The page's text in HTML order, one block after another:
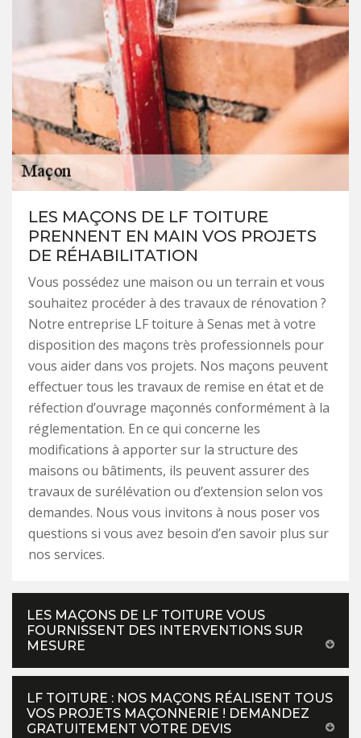
LES MAÇONS DE LF TOITURE
PRENNENT EN MAIN VOS PROJETS
DE RÉHABILITATION
Vous possédez une maison ou un terrain et vous
souhaitez procéder à des travaux de rénovation ?
Notre entreprise LF toiture à Senas met à votre
disposition des maçons très professionnels pour
vous aider dans vos projets. Nos maçons peuvent
effectuer tous les travaux de remise en état et de
réfection d’ouvrage maçonnés conformément à la
réglementation. En ce qui concerne les
modifications à apporter sur la structure des
maisons ou bâtiments, ils peuvent assurer des
travaux de surélévation ou d’extension selon vos
demandes. Nous vous invitons à nous poser vos
questions si vous avez besoin d’en savoir plus sur
nos services.
LES MAÇONS DE LF TOITURE VOUS
FOURNISSENT DES INTERVENTIONS SUR
MESURE
LF TOITURE : NOS MAÇONS RÉALISENT TOUS
VOS PROJETS MAÇONNERIE ! DEMANDEZ
GRATUITEMENT VOTRE DEVIS